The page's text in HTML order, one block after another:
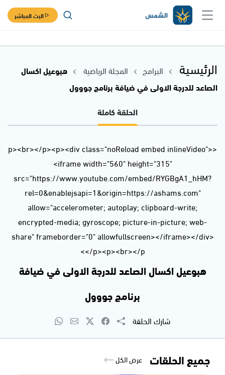
البث المباشر
الرئيسية البرامج المجلة الرياضية
هبوعيل اكسال
الصاعد للدرجة الاولى في ضيافة برنامج جووول
الحلقة كاملة
<p><br></p><p><div class="noReload embed inlineVideo">
<iframe width="560" height="315"
src="https://www.youtube.com/embed/RYGBgA1_hHM?
rel=0&enablejsapi=1&origin=https://ashams.com"
allow="accelerometer; autoplay; clipboard-write;
encrypted-media; gyroscope; picture-in-picture; web-
share" frameborder="0" allowfullscreen></iframe></div>
</p><p><br></p>
هبوعيل اكسال الصاعد للدرجة الاولى في ضيافة
برنامج جووول
شارك الحلقة
جميع الحلقات عرض الكل